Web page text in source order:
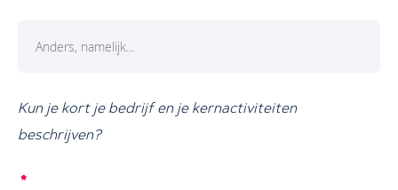
Kun je kort je bedrijf en je kernactiviteiten
beschrijven?